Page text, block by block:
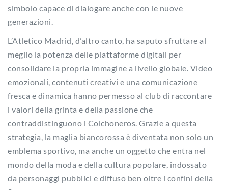
simbolo capace di dialogare anche con le nuove
generazioni.
L’Atletico Madrid, d’altro canto, ha saputo sfruttare al
meglio la potenza delle piattaforme digitali per
consolidare la propria immagine a livello globale. Video
emozionali, contenuti creativi e una comunicazione
fresca e dinamica hanno permesso al club di raccontare
i valori della grinta e della passione che
contraddistinguono i Colchoneros. Grazie a questa
strategia, la maglia biancorossa è diventata non solo un
emblema sportivo, ma anche un oggetto che entra nel
mondo della moda e della cultura popolare, indossato
da personaggi pubblici e diffuso ben oltre i confini della